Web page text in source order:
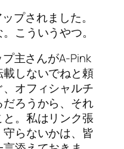
プされました。
こういうやつ。
主さんがA-Pink
しないでねと頼
オフィシャルチ
ろうから、それ
。私はリンク張
らないかは、皆